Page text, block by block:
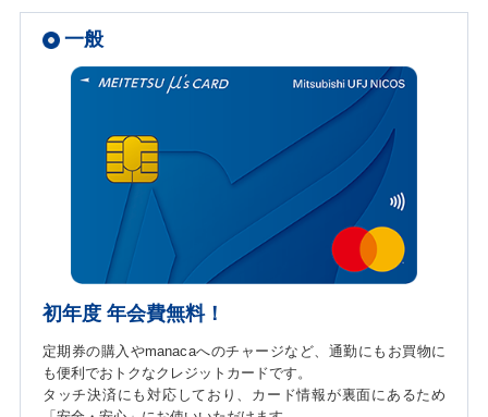
一般
初年度 年会費無料！
定期券の購入やmanacaへのチャージなど、通勤にもお買物に
も便利でおトクなクレジットカードです。
タッチ決済にも対応しており、カード情報が裏面にあるため